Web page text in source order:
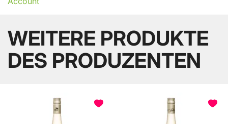
WEITERE PRODUKTE
DES PRODUZENTEN